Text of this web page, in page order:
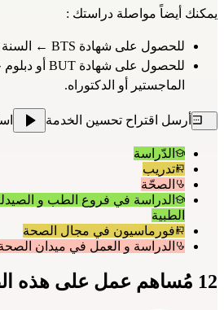
يمكنك أيضاً مواصلة دراستك :
للحصول على شهادة BTS ← السنة الثالثة من BUT أو DE.
الماجستير أو الدكتوراه.
أرسل اقتراح تحسين الخدمة
الدّراسة
تدريب
الصحّة
الدراسة في فروع الطب و
الطبية
فورماسيون في مجال الصحة
الدراسة و العمل في ميدان
12 مُساهم عمل على هذه الصفحة